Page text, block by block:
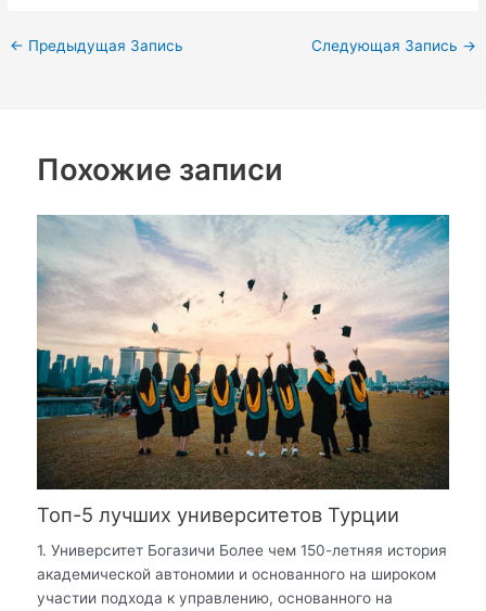
← Предыдущая Запись Следующая Запись →
Похожие записи
Топ-5 лучших университетов Турции
1. Университет Богазичи Более чем 150-летняя история
академической автономии и основанного на широком
участии подхода к управлению, основанного на